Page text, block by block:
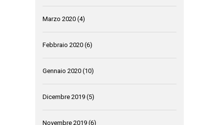
Marzo 2020 (4)
Febbraio 2020 (6)
Gennaio 2020 (10)
Dicembre 2019 (5)
Novembre 2019 (6)